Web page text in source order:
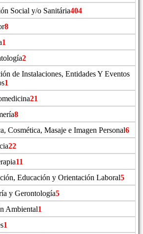
Social y/o Sanitária404
8
1
2
de Instalaciones, Entidades Y Eventos
1
21
8
Cosmética, Masaje e Imagen Personal6
22
11
Educación y Orientación Laboral5
y Gerontología5
Ambiental1
1